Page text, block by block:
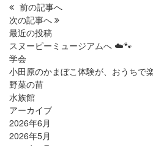
前の記事へ
次の記事へ
最近の投稿
スヌーピーミュージアムへ ☁️🐾
学会
小田原のかまぼこ体験が、おうちで
野菜の苗
水族館
アーカイブ
2026年6月
2026年5月